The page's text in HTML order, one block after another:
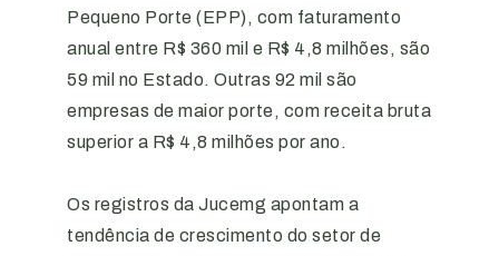
Pequeno Porte (EPP), com faturamento
anual entre R$ 360 mil e R$ 4,8 milhões, são
59 mil no Estado. Outras 92 mil são
empresas de maior porte, com receita bruta
superior a R$ 4,8 milhões por ano.
Os registros da Jucemg apontam a
tendência de crescimento do setor de